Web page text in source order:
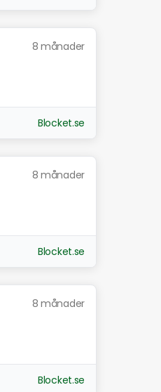
8 månader
Blocket.se
8 månader
Blocket.se
8 månader
Blocket.se